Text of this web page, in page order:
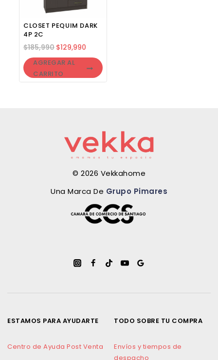
CLOSET PEQUIM DARK
4P 2C
$185,990 $129,990
AGREGAR AL
CARRITO
© 2026 Vekkahome
Una Marca De Grupo Pimares
ESTAMOS PARA AYUDARTE
Centro de Ayuda Post Venta
TODO SOBRE TU COMPRA
Envíos y tiempos de
despacho